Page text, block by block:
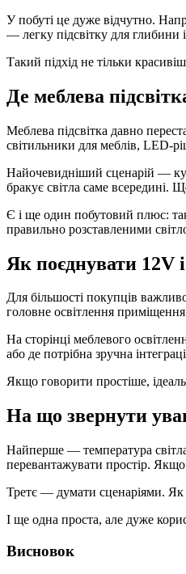
У побуті це дуже відчутно.
— легку підсвітку для глибини
Такий підхід не тільки
Де меблева
Меблева підсвітка давно
світильники для меблів, LED-
Найочевидніший сценарій —
бракує світла саме всередині.
Є і ще один побутовий плюс:
правильно розставленими
Як поєднувати 12V
Для більшості покупців
головне освітлення
На сторінці меблевого
або де потрібна зручна
Якщо говорити простіше,
На що звернути
Найперше — температура
перевантажувати простір. Якщо
Третє — думати сценаріями. Як
І ще одна проста, але дуже
Висновок